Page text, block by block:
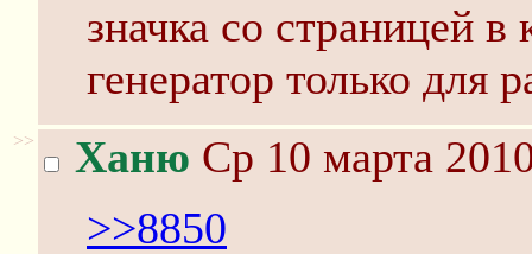
значка со страницей в
генератор только для
>> Ханю Ср 10 марта
>>8850